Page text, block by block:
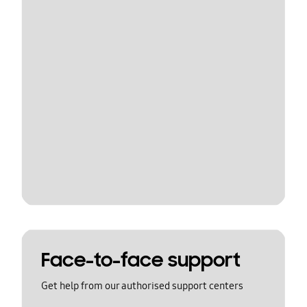
Face-to-face support
Get help from our authorised support centers